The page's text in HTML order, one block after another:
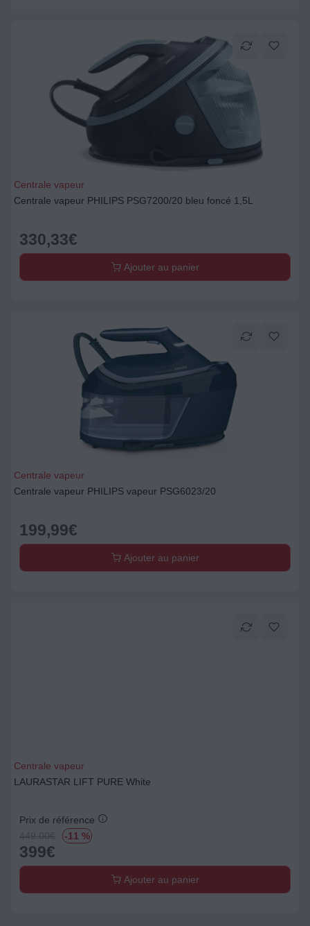
Centrale vapeur
Centrale vapeur PHILIPS PSG7200/20 bleu foncé 1,5L
330,33€
Ajouter au panier
Centrale vapeur
Centrale vapeur PHILIPS vapeur PSG6023/20
199,99€
Ajouter au panier
Centrale vapeur
LAURASTAR LIFT PURE White
Prix de référence
449.00€ -11 %
399€
Ajouter au panier